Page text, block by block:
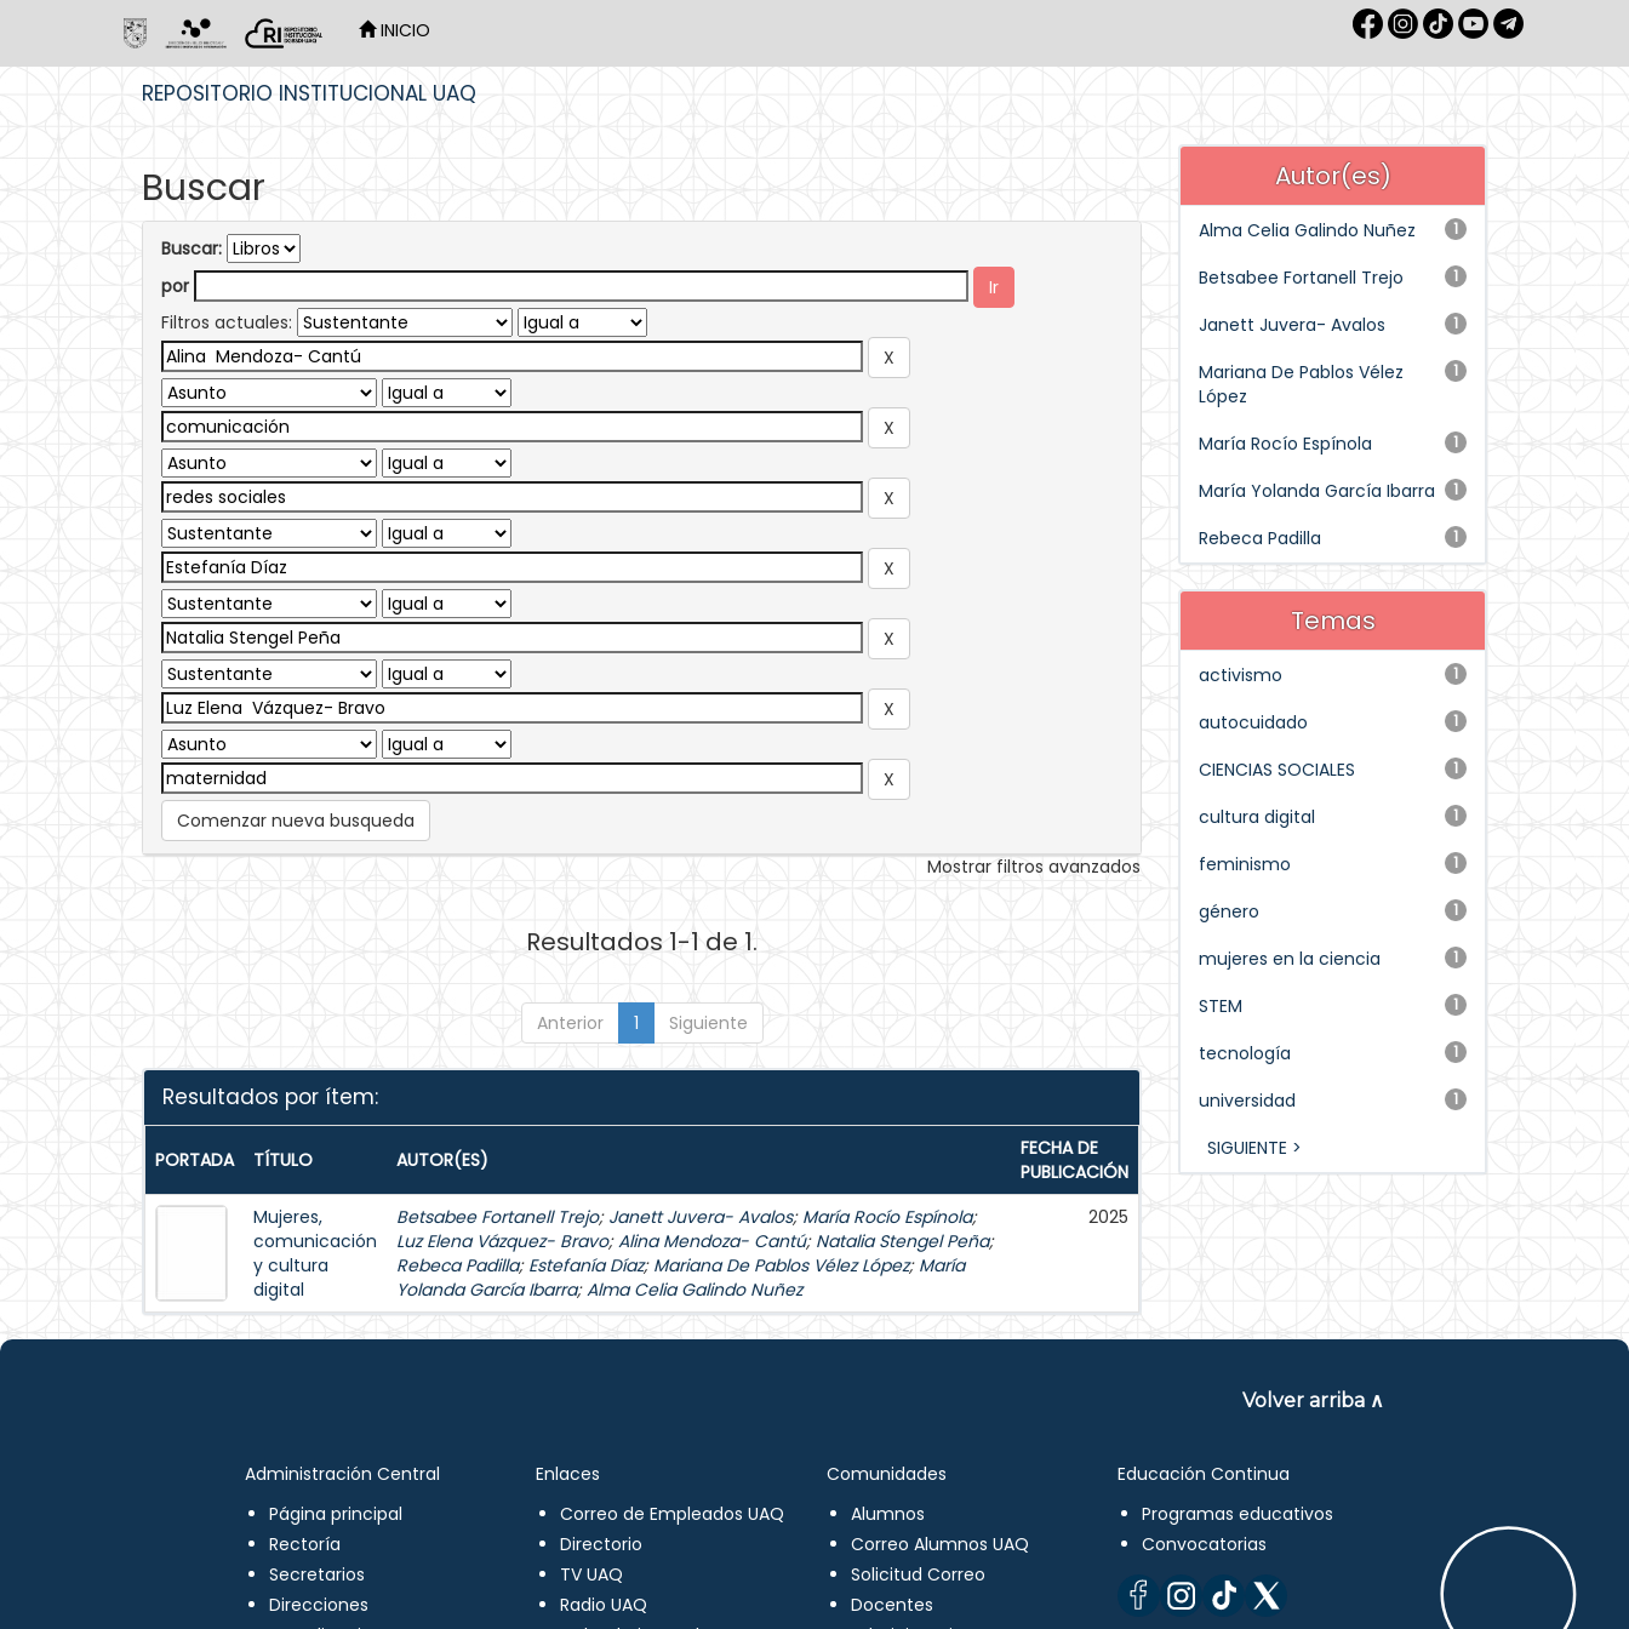
INICIO
REPOSITORIO INSTITUCIONAL UAQ
Buscar
Buscar:
por
Filtros actuales:
Comenzar nueva busqueda
Mostrar filtros avanzados
Resultados 1-1 de 1.
Anterior 1 Siguiente
Resultados por ítem:
PORTADA TÍTULO AUTOR(ES)
FECHA DE
PUBLICACIÓN
Mujeres,
comunicación
y cultura
digital
Betsabee Fortanell Trejo; Janett Juvera- Avalos; María Rocío Espínola;
Luz Elena Vázquez- Bravo;Alina Mendoza- Cantú; Natalia Stengel Peña;
Rebeca Padilla; Estefanía Díaz; Mariana De Pablos Vélez López; María
Yolanda García Ibarra;Alma Celia Galindo Nuñez
2025
Autor(es)
1
Alma Celia Galindo Nuñez
1
Betsabee Fortanell Trejo
1
Janett Juvera- Avalos
1
Mariana De Pablos Vélez
López
1
María Rocío Espínola
1
María Yolanda García Ibarra
1
Rebeca Padilla
Temas
1
activismo
1
autocuidado
1
CIENCIAS SOCIALES
1
cultura digital
1
feminismo
1
género
1
mujeres en la ciencia
1
STEM
1
tecnología
1
universidad
SIGUIENTE >
Volver arriba ∧
Administración Central
Página principal
Rectoría
Secretarios
Direcciones
Enlaces
Correo de Empleados UAQ
Directorio
TV UAQ
Radio UAQ
Comunidades
Alumnos
Correo Alumnos UAQ
Solicitud Correo
Docentes
Educación Continua
Programas educativos
Convocatorias